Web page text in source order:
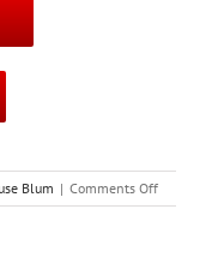
Blum | Comments Offon
SPACE